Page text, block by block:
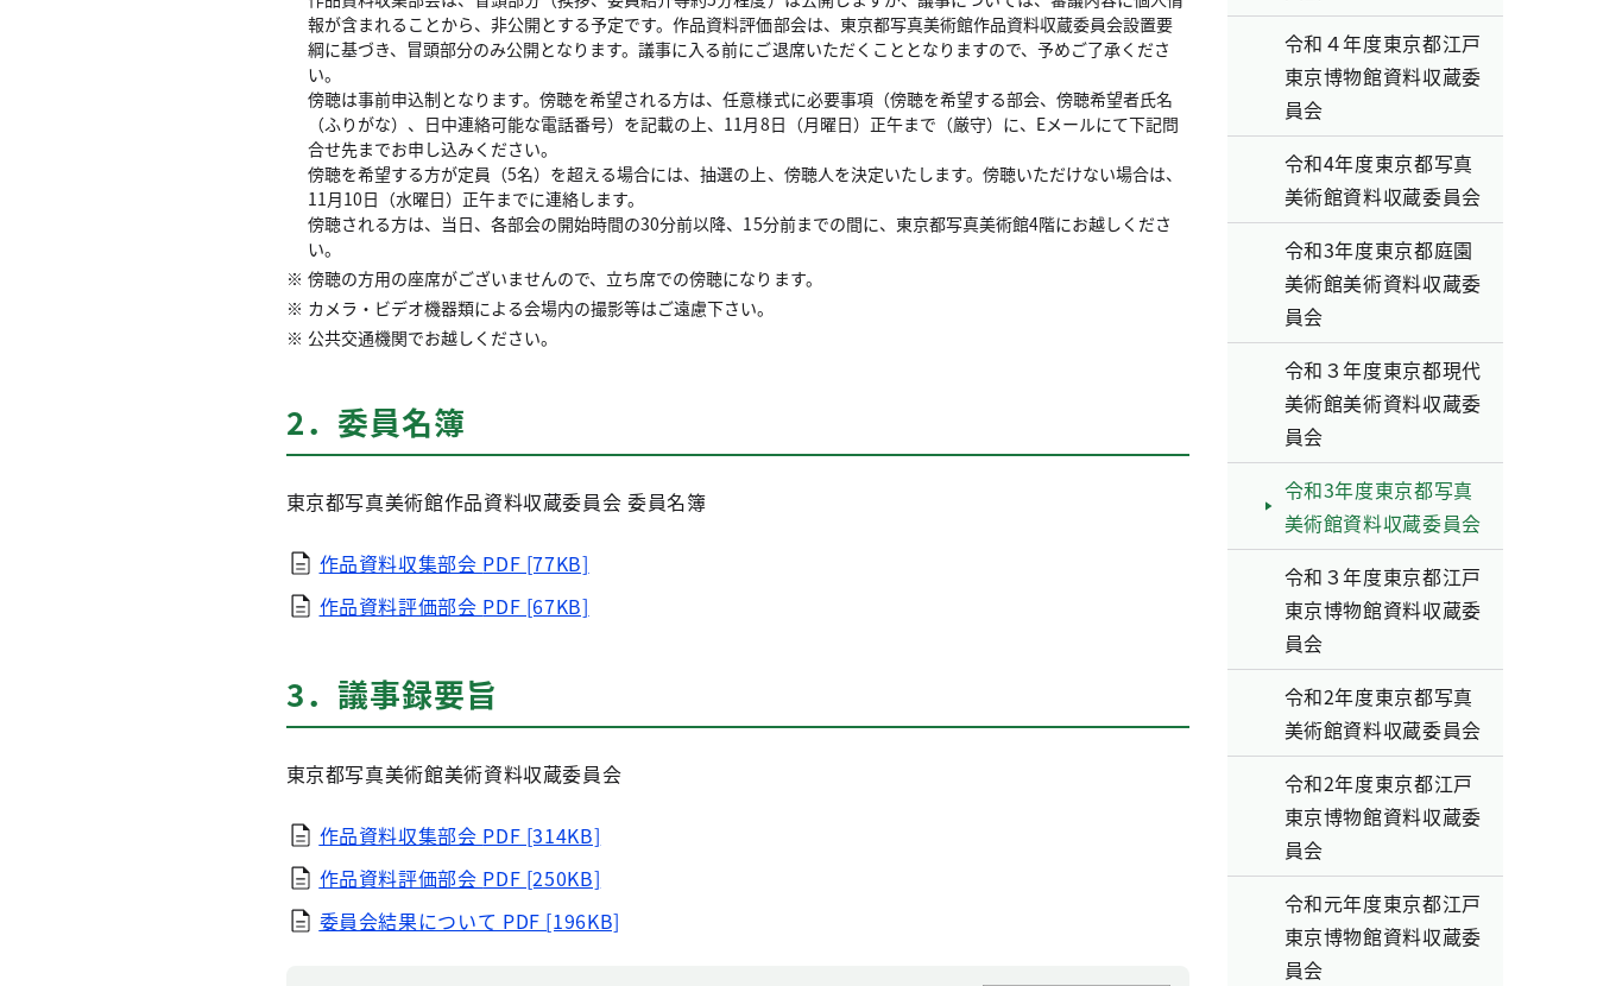
報が含まれることから、非公開とする予定です。作品資料評価部会は、東京都写真美術館作品資料収蔵委員会設置要
綱に基づき、冒頭部分のみ公開となります。議事に入る前にご退席いただくこととなりますので、予めご了承くださ
い。
傍聴は事前申込制となります。傍聴を希望される方は、任意様式に必要事項（傍聴を希望する部会、傍聴希望者氏名
（ふりがな）、日中連絡可能な電話番号）を記載の上、11月8日（月曜日）正午まで（厳守）に、Eメールにて下記問
合せ先までお申し込みください。
傍聴を希望する方が定員（5名）を超える場合には、抽選の上、傍聴人を決定いたします。傍聴いただけない場合は、
11月10日（水曜日）正午までに連絡します。
傍聴される方は、当日、各部会の開始時間の30分前以降、15分前までの間に、東京都写真美術館4階にお越しくださ
い。
傍聴の方用の座席がございませんので、立ち席での傍聴になります。
カメラ・ビデオ機器類による会場内の撮影等はご遠慮下さい。
公共交通機関でお越しください。
2．委員名簿
東京都写真美術館作品資料収蔵委員会 委員名簿
作品資料収集部会 PDF [77KB]
作品資料評価部会 PDF [67KB]
3．議事録要旨
東京都写真美術館美術資料収蔵委員会
作品資料収集部会 PDF [314KB]
作品資料評価部会 PDF [250KB]
委員会結果について PDF [196KB]
令和４年度東京都江戸
東京博物館資料収蔵委
員会
令和4年度東京都写真
美術館資料収蔵委員会
令和3年度東京都庭園
美術館美術資料収蔵委
員会
令和３年度東京都現代
美術館美術資料収蔵委
員会
令和3年度東京都写真
美術館資料収蔵委員会
令和３年度東京都江戸
東京博物館資料収蔵委
員会
令和2年度東京都写真
美術館資料収蔵委員会
令和2年度東京都江戸
東京博物館資料収蔵委
員会
令和元年度東京都江戸
東京博物館資料収蔵委
員会